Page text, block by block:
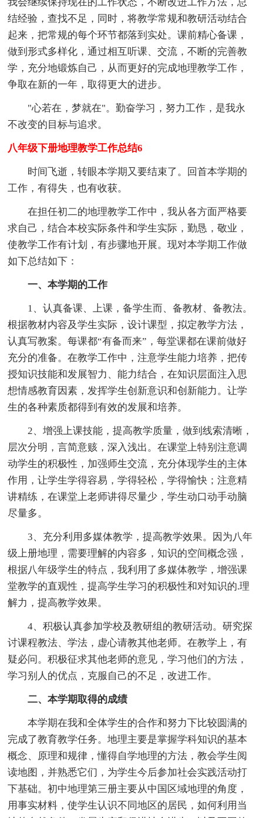
结经验，查找不足，同时，将教学常规和教研活动结合
起来，把常规的每个环节都落到实处。课前精心备课，
做到形式多样化，通过相互听课、交流，不断的完善教
学，充分地锻炼自己，从而更好的完成地理教学工作，
争取在新的一年，取得更大的进步。
"心若在，梦就在"。勤奋学习，努力工作，是我永
不改变的目标与追求。
八年级下册地理教学工作总结6
时间飞逝，转眼本学期又要结束了。回首本学期的
工作，有得失，也有收获。
在担任初二的地理教学工作中，我从各方面严格要
求自己，结合本校实际条件和学生实际，勤恳，敬业，
使教学工作有计划，有步骤地开展。现对本学期工作做
如下总结如下：
一、本学期的工作
1、认真备课、上课，备学生而、备教材、备教法。
根据教材内容及学生实际，设计课型，拟定教学方法，
认真写教案。每课都“有备而来”，每堂课都在课前做好
充分的准备。在教学工作中，注意学生能力培养，把传
授知识技能和发展智力、能力结合，在知识层面注入思
想情感教育因素，发挥学生创新意识和创新能力。让学
生的各种素质都得到有效的发展和培养。
2、增强上课技能，提高教学质量，做到线索清晰，
层次分明，言简意赅，深入浅出。在课堂上特别注意调
动学生的积极性，加强师生交流，充分体现学生的主体
作用，让学生学得容易，学得轻松，学得愉快；注意精
讲精练，在课堂上老师讲得尽量少，学生动口动手动脑
尽量多。
3、充分利用多媒体教学，提高教学效果。因为八年
级上册地理，需要理解的内容多，知识的空间概念强，
根据八年级学生的特点，我利用了多媒体教学，增强课
堂教学的直观性，提高学生学习的积极性和对知识的.理
解力，提高教学效果。
4、积极认真参加学校及教研组的教研活动。研究探
讨课程教法、学法，虚心请教其他老师。在教学上，有
疑必问。积极征求其他老师的意见，学习他们的方法，
学习别人的优点，克服自己的不足，改进工作。
二、本学期取得的成绩
本学期在我和全体学生的合作和努力下比较圆满的
完成了教育教学任务。地理主要是掌握学科知识的基本
概念、原理和规律，懂得自学地理的方法，教会学生阅
读地图，并熟悉它们，为学生今后参加社会实践活动打
下基础。初中地理第三册主要从中国区域地理的角度，
用事实材料，使学生认识不同地区的居民，如何利用当